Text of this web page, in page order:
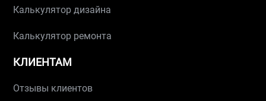
Калькулятор дизайна
Калькулятор ремонта
КЛИЕНТАМ
Отзывы клиентов